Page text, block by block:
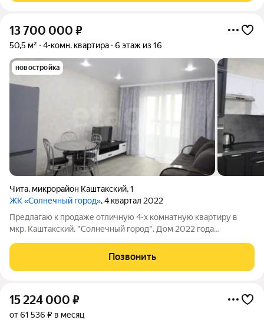
13 700 000 ₽
50,5 м² 4-комн. квартира 6 этаж из 16
новостройка
Чита, микрорайон Каштакский,1
ЖК «Солнечный город», 4 квартал 2022
Предлагаю к продаже отличную 4-х комнатную квартиру в
мкр. Каштакский. "Солнечный город". Дом 2022 года
кухня-гостиная и 3 спальни. В квартире сделан качественный,
современный ремонт из дорогих
Позвонить
15 224 000 ₽
от 61 536 ₽ в месяц